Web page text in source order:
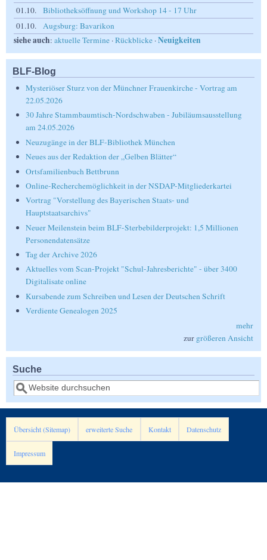
01.10.
Bibliotheksöffnung und Workshop 14 - 17 Uhr
01.10.
Augsburg: Bavarikon
siehe auch: aktuelle Termine ·Rückblicke ·Neuigkeiten
BLF-Blog
Mysteriöser Sturz von der Münchner Frauenkirche - Vortrag am
22.05.2026
30 Jahre Stammbaumtisch-Nordschwaben - Jubiläumsausstellung
am 24.05.2026
Neuzugänge in der BLF-Bibliothek München
Neues aus der Redaktion der „Gelben Blätter“
Ortsfamilienbuch Bettbrunn
Online-Recherchemöglichkeit in der NSDAP-Mitgliederkartei
Vortrag "Vorstellung des Bayerischen Staats- und
Hauptstaatsarchivs"
Neuer Meilenstein beim BLF-Sterbebilderprojekt: 1,5 Millionen
Personendatensätze
Tag der Archive 2026
Aktuelles vom Scan-Projekt "Schul-Jahresberichte" - über 3400
Digitalisate online
Kursabende zum Schreiben und Lesen der Deutschen Schrift
Verdiente Genealogen 2025
mehr
zur größeren Ansicht
Suche
Suche
Übersicht (Sitemap) erweiterte Suche Kontakt Datenschutz
Impressum